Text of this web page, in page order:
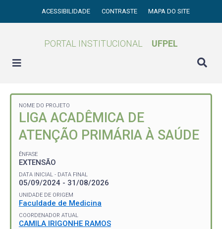
ACESSIBILIDADE CONTRASTE MAPA DO SITE
PORTAL INSTITUCIONAL UFPEL
NOME DO PROJETO
LIGA ACADÊMICA DE
ATENÇÃO PRIMÁRIA À SAÚDE
ÊNFASE
EXTENSÃO
DATA INICIAL - DATA FINAL
05/09/2024 - 31/08/2026
UNIDADE DE ORIGEM
Faculdade de Medicina
COORDENADOR ATUAL
CAMILA IRIGONHE RAMOS